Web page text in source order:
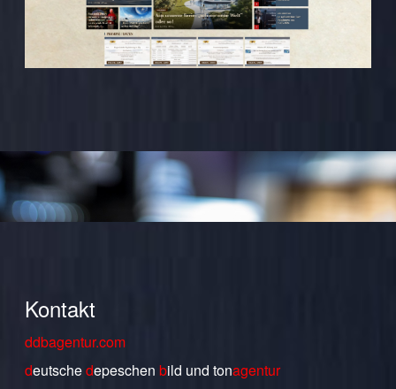
Kontakt
ddbagentur.com
deutschedepeschen bild undtonagentur